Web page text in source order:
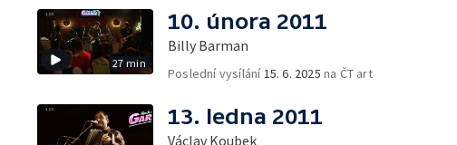
27 min
10. února 2011
Billy Barman
Poslední vysílání 15. 6. 2025 na ČT art
13. ledna 2011
Václav Koubek